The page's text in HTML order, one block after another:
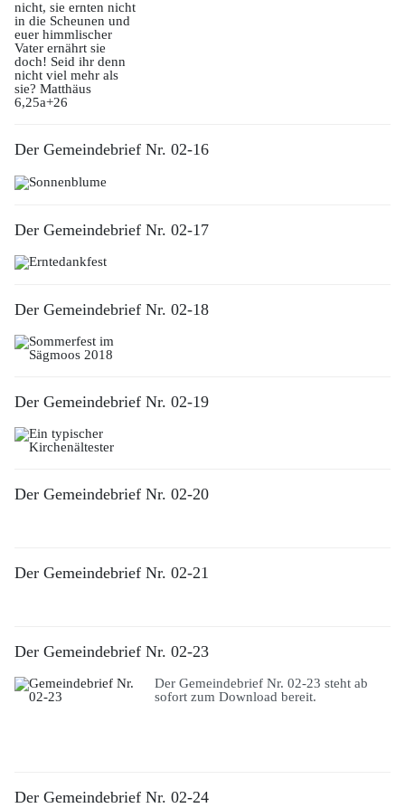
Der Gemeindebrief Nr. 02-16
Der Gemeindebrief Nr. 02-17
Der Gemeindebrief Nr. 02-18
Der Gemeindebrief Nr. 02-19
Der Gemeindebrief Nr. 02-20
Der Gemeindebrief Nr. 02-21
Der Gemeindebrief Nr. 02-23
Der Gemeindebrief Nr. 02-23 steht ab
sofort zum Download bereit.
Der Gemeindebrief Nr. 02-24